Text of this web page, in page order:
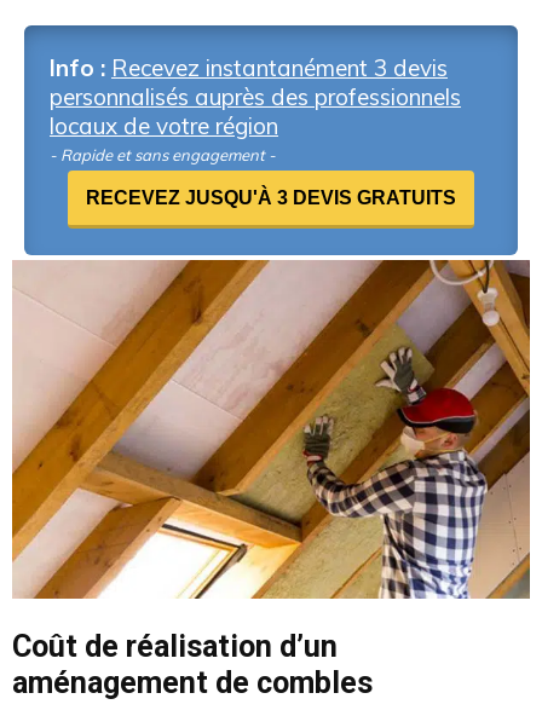
Info : Recevez instantanément 3 devis
personnalisés auprès des professionnels
locaux de votre région
- Rapide et sans engagement -
RECEVEZ JUSQU'À 3 DEVIS GRATUITS
Coût de réalisation d’un
aménagement de combles